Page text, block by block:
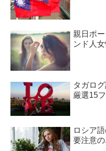
親日ポ
ンド人
タガロ
厳選15
ロシア
要注意の